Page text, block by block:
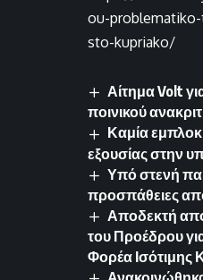
ou-
sto-kupriako/
Αίτημα Volt
ποινικού
Καμία
εξουσίας στην
Υπό στενή
προσπάθειες
Αποδεκτή
του Προέδρου
Φορέα